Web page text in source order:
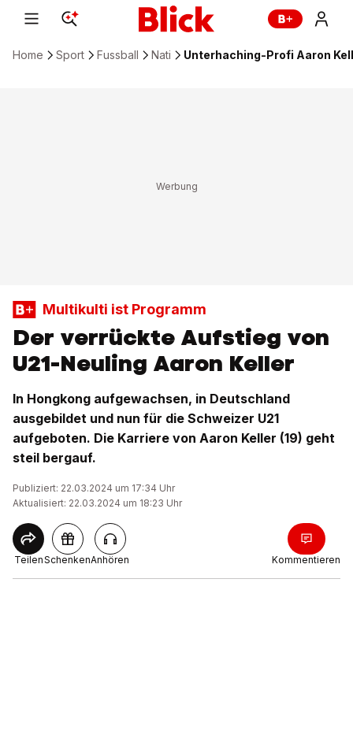
Home Sport Fussball Nati Unterhaching-Profi Aaron
Multikulti ist Programm
Der verrückte Aufstieg von
U21-Neuling Aaron Keller
In Hongkong aufgewachsen, in Deutschland
ausgebildet und nun für die Schweizer U21
aufgeboten. Die Karriere von Aaron Keller (19) geht
steil bergauf.
Publiziert: 22.03.2024 um 17:34 Uhr
Aktualisiert: 22.03.2024 um 18:23 Uhr
TeilenSchenkenAnhören Kommentieren